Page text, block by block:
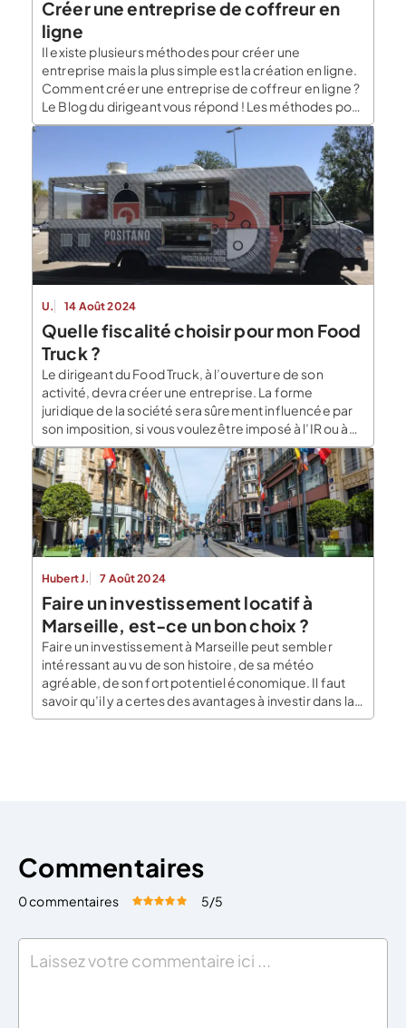
Créer une entreprise de coffreur en
ligne
Il existe plusieurs méthodes pour créer une
entreprise mais la plus simple est la création en ligne.
Comment créer une entreprise de coffreur en ligne ?
Le Blog du dirigeant vous répond ! Les méthodes pour
créer votre entreprise de coffreur Plusieurs
méthodes vous permettent de créer votre entreprise
de coffrage. Vous pouvez effectuer seul […]
U. 14 Août 2024
Quelle fiscalité choisir pour mon Food
Truck ?
Le dirigeant du Food Truck, à l’ouverture de son
activité, devra créer une entreprise. La forme
juridique de la société sera sûrement influencée par
son imposition, si vous voulez être imposé à l’IR ou à
l’IS. Il faut également se renseigner sur la TVA
applicable. L’imposition des bénéfices pour une
activité de Food Truck Il […]
Hubert J. 7 Août 2024
Faire un investissement locatif à
Marseille, est-ce un bon choix ?
Faire un investissement à Marseille peut sembler
intéressant au vu de son histoire, de sa météo
agréable, de son fort potentiel économique. Il faut
savoir qu’il y a certes des avantages à investir dans la
citée phocéenne mais certaines erreurs doivent être
Commentaires
0 commentaires Évaluez cet article:
5/5